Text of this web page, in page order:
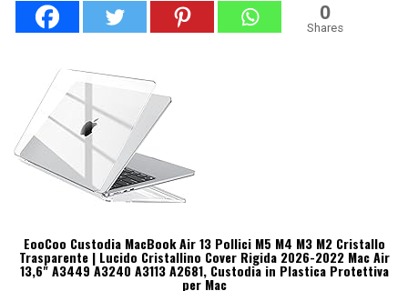
0
Shares
EooCoo Custodia MacBook Air 13 Pollici M5 M4 M3 M2 Cristallo
Trasparente | Lucido Cristallino Cover Rigida 2026-2022 Mac Air
13,6" A3449 A3240 A3113 A2681, Custodia in Plastica Protettiva
per Mac